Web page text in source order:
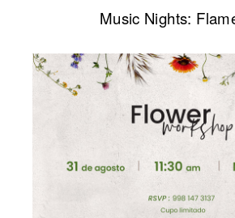
Music Nights: